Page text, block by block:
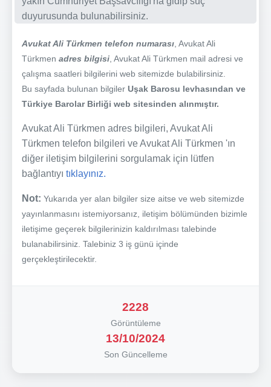
duyurusunda bulunabilirsiniz.
Avukat Ali Türkmen telefon numarası , Avukat Ali
Türkmen adres bilgisi , Avukat Ali Türkmen mail adresi ve
çalışma saatleri bilgilerini web sitemizde bulabilirsiniz.
Bu sayfada bulunan bilgiler Uşak Barosu levhasından ve
Türkiye Barolar Birliği web sitesinden alınmıştır.
Avukat Ali Türkmen adres bilgileri, Avukat Ali
Türkmen telefon bilgileri ve Avukat Ali Türkmen 'ın
diğer iletişim bilgilerini sorgulamak için lütfen
bağlantıyı tıklayınız.
Not: Yukarıda yer alan bilgiler size aitse ve web sitemizde
yayınlanmasını istemiyorsanız, iletişim bölümünden bizimle
iletişime geçerek bilgilerinizin kaldırılması talebinde
bulanabilirsiniz. Talebiniz 3 iş günü içinde
gerçekleştirilecektir.
2228
Görüntüleme
13/10/2024
Son Güncelleme